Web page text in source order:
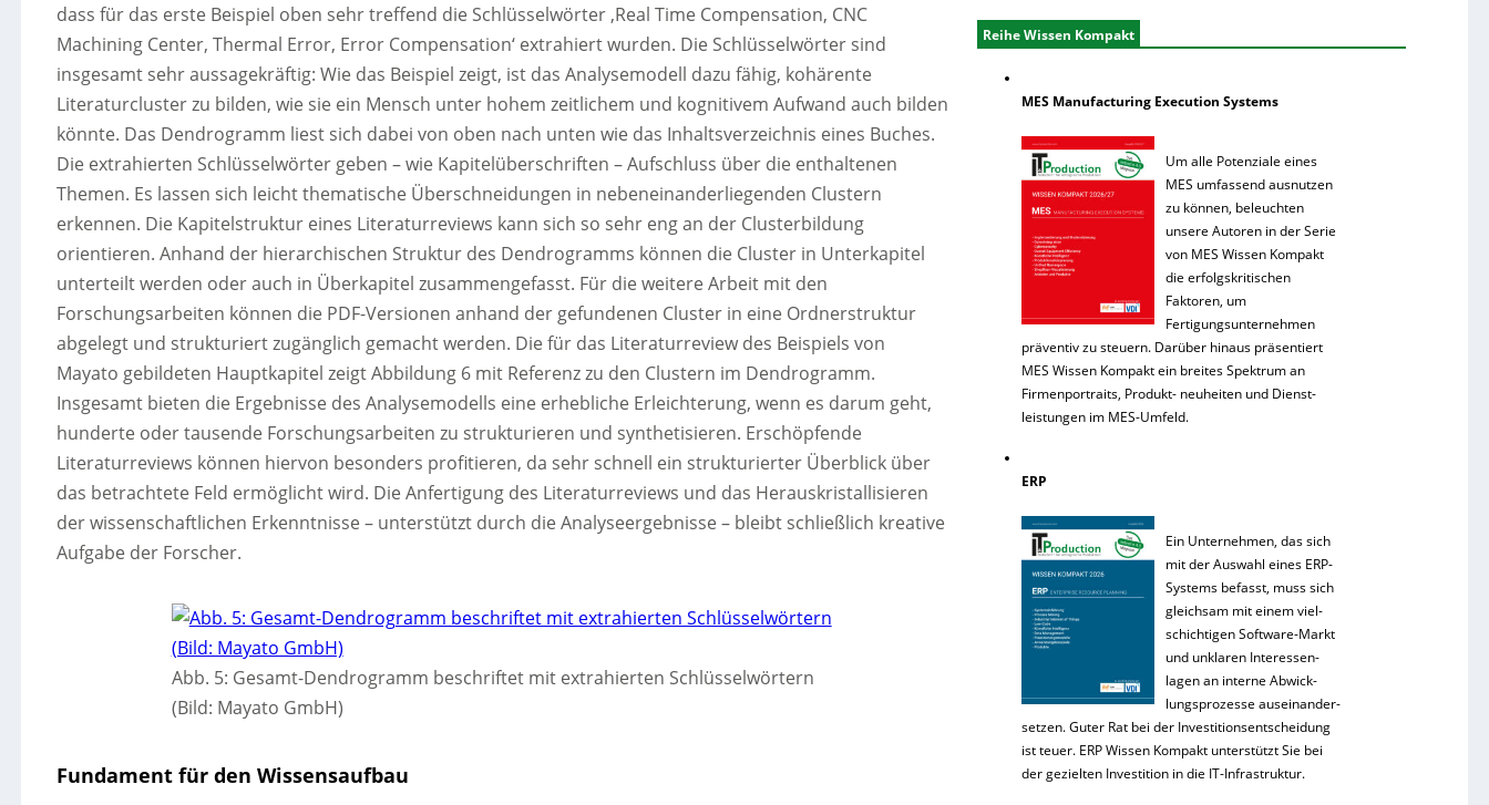
dass für das erste Beispiel oben sehr treffend die Schlüsselwörter ‚Real Time Compensation, CNC
Machining Center, Thermal Error, Error Compensation‘ extrahiert wurden. Die Schlüsselwörter sind
insgesamt sehr aussagekräftig: Wie das Beispiel zeigt, ist das Analysemodell dazu fähig, kohärente
Literaturcluster zu bilden, wie sie ein Mensch unter hohem zeitlichem und kognitivem Aufwand auch bilden
könnte. Das Dendrogramm liest sich dabei von oben nach unten wie das Inhaltsverzeichnis eines Buches.
Die extrahierten Schlüsselwörter geben – wie Kapitelüberschriften – Aufschluss über die enthaltenen
Themen. Es lassen sich leicht thematische Überschneidungen in nebeneinanderliegenden Clustern
erkennen. Die Kapitelstruktur eines Literaturreviews kann sich so sehr eng an der Clusterbildung
orientieren. Anhand der hierarchischen Struktur des Dendrogramms können die Cluster in Unterkapitel
unterteilt werden oder auch in Überkapitel zusammengefasst. Für die weitere Arbeit mit den
Forschungsarbeiten können die PDF-Versionen anhand der gefundenen Cluster in eine Ordnerstruktur
abgelegt und strukturiert zugänglich gemacht werden. Die für das Literaturreview des Beispiels von
Mayato gebildeten Hauptkapitel zeigt Abbildung 6 mit Referenz zu den Clustern im Dendrogramm.
Insgesamt bieten die Ergebnisse des Analysemodells eine erhebliche Erleichterung, wenn es darum geht,
hunderte oder tausende Forschungsarbeiten zu strukturieren und synthetisieren. Erschöpfende
Literaturreviews können hiervon besonders profitieren, da sehr schnell ein strukturierter Überblick über
das betrachtete Feld ermöglicht wird. Die Anfertigung des Literaturreviews und das Herauskristallisieren
der wissenschaftlichen Erkenntnisse – unterstützt durch die Analyseergebnisse – bleibt schließlich kreative
Aufgabe der Forscher.
Abb. 5: Gesamt-Dendrogramm beschriftet mit extrahierten Schlüsselwörtern
(Bild: Mayato GmbH)
Fundament für den Wissensaufbau
Reihe Wissen Kompakt
MES Manufacturing Execution Systems
Um alle Potenziale eines
MES umfassend ausnutzen
zu können, beleuchten
unsere Autoren in der Serie
von MES Wissen Kompakt
die erfolgskritischen
Faktoren, um
Fertigungsunternehmen
präventiv zu steuern. Darüber hinaus präsentiert
MES Wissen Kompakt ein breites Spektrum an
Firmenportraits, Produkt- neuheiten und Dienst-
leistungen im MES-Umfeld.
ERP
Ein Unternehmen, das sich
mit der Auswahl eines ERP-
Systems befasst, muss sich
gleichsam mit einem viel-
schichtigen Software-Markt
und unklaren Interessen-
lagen an interne Abwick-
lungsprozesse auseinander-
setzen. Guter Rat bei der Investitionsentscheidung
ist teuer. ERP Wissen Kompakt unterstützt Sie bei
der gezielten Investition in die IT-Infrastruktur.